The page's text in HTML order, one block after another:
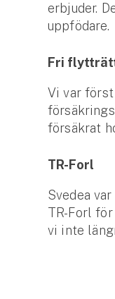
erbjuder.
uppfödare.
Fri
Vi var först
försäkrat
TR-Forl
Svedea
TR-Forl
vi inte